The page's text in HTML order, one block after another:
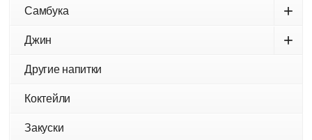
Самбука +
Джин +
Другие напитки
Коктейли
Закуски